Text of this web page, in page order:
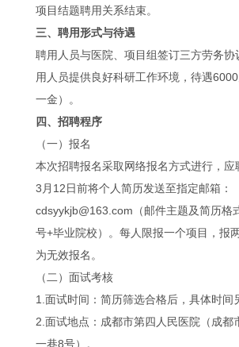
项目结题聘用关系结束。
三、聘用形式与待遇
聘用人员与医院、项目组签订三方劳务协
用人员提供良好科研工作环境，待遇
一金）。
四、招聘程序
（一）报名
本次招聘报名采取网络报名方式进行，
3月12日前将个人简历发送至指定邮箱：
cdsyykjb@163.com（邮件主题及简历格
号+毕业院校）。每人限报一个项目，报
为无效报名。
（二）面试考核
1.面试时间：简历筛选合格后，具体时间
2.面试地点：成都市第四人民医院（成都
一巷8号）。